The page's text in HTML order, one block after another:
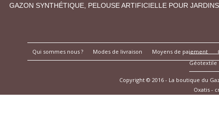
GAZON SYNTHÉTIQUE, PELOUSE ARTIFICIELLE POUR
Qui sommes nous ? Modes de livraison Moyens de paiement
Géotextile
Copyright © 2016 - La boutique du
Oxatis -